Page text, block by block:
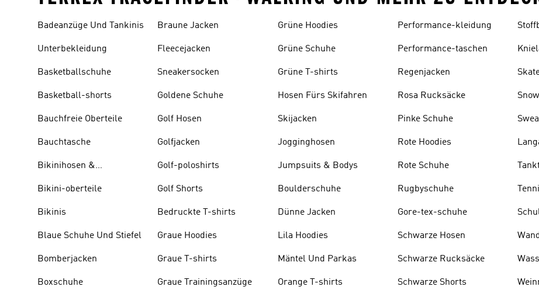
Badeanzüge Und Tankinis
Unterbekleidung
Basketballschuhe
Basketball-shorts
Bauchfreie Oberteile
Bauchtasche
Bikinihosen &
Bikini-oberteile
Bikinis
Blaue Schuhe Und Stiefel
Bomberjacken
Boxschuhe
Braune Jacken
Fleecejacken
Sneakersocken
Goldene Schuhe
Golf Hosen
Golfjacken
Golf-poloshirts
Golf Shorts
Bedruckte T-shirts
Graue Hoodies
Graue T-shirts
Graue Trainingsanzüge
Grüne Hoodies
Grüne Schuhe
Grüne T-shirts
Hosen Fürs Skifahren
Skijacken
Jogginghosen
Jumpsuits & Bodys
Boulderschuhe
Dünne Jacken
Lila Hoodies
Mäntel Und Parkas
Orange T-shirts
Performance-kleidung
Performance-taschen
Regenjacken
Rosa Rucksäcke
Pinke Schuhe
Rote Hoodies
Rote Schuhe
Rugbyschuhe
Gore-tex-schuhe
Schwarze Hosen
Schwarze Rucksäcke
Schwarze Shorts